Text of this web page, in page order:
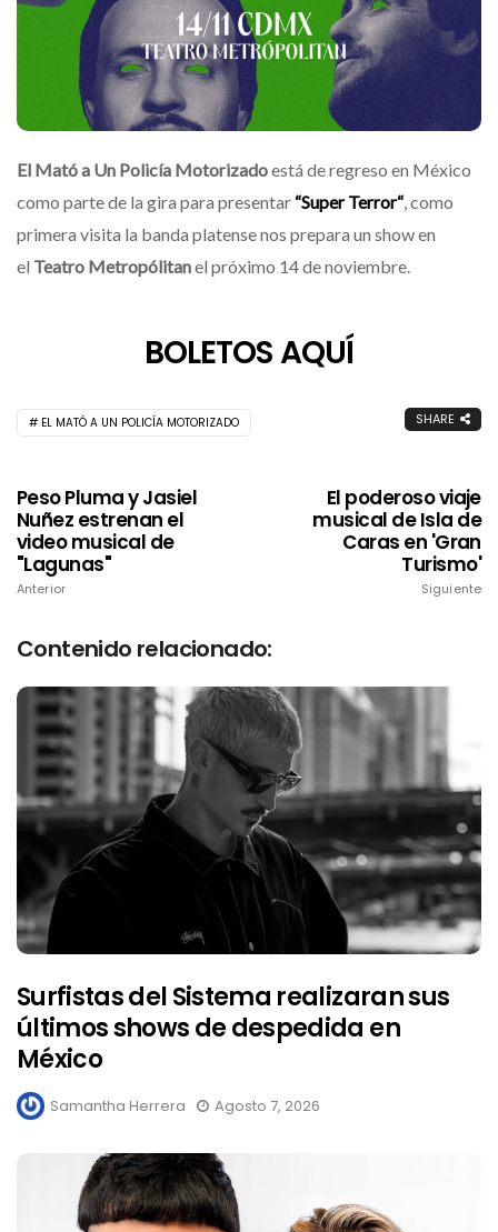
El Mató a Un Policía Motorizadoestá de regreso en México
como parte de la gira para presentar “Super Terror“ , como
primera visita la banda platense nos prepara un show en
el Teatro Metropólitanel próximo 14 de noviembre.
BOLETOS AQUÍ
EL MATÓ A UN POLICÍA MOTORIZADO SHARE
Peso Pluma y Jasiel
Nuñez estrenan el
video musical de
"Lagunas"
Anterior
El poderoso viaje
musical de Isla de
Caras en 'Gran
Turismo'
Siguiente
Contenido relacionado:
Surfistas del Sistema realizaran sus
últimos shows de despedida en
México
Samantha Herrera Agosto 7, 2026